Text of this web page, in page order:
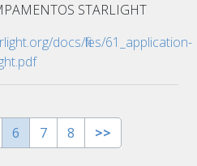
STARLIGHT
docs/files/61_application-
6 7 8 >>